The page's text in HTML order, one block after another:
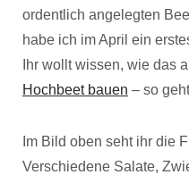
ordentlich angelegten
habe ich im April ein
Ihr wollt wissen, wie das
Hochbeet bauen – so
Im Bild oben seht ihr die
Verschiedene Salate,